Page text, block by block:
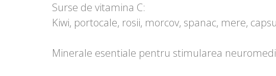
Surse de vitamina C:
Kiwi, portocale, rosii, morcov, spanac, mere,
Minerale esentiale pentru stimularea